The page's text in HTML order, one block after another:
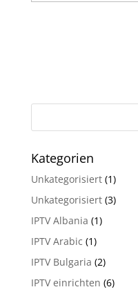
Kategorien
Unkategorisiert(1)
Unkategorisiert(3)
IPTV Albania (1)
IPTV Arabic (1)
IPTV Bulgaria (2)
IPTV einrichten (6)